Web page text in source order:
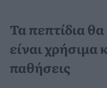
Τα πεπτίδια
είναι χρήσιμα
παθήσεις